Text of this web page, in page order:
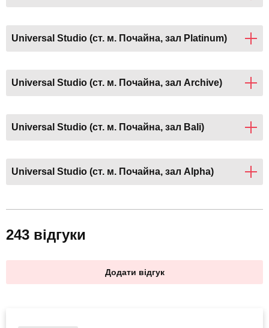
Universal Studio (ст. м. Почайна, зал Platinum)
Universal Studio (ст. м. Почайна, зал Archive)
Universal Studio (ст. м. Почайна, зал Bali)
Universal Studio (ст. м. Почайна, зал Alpha)
243 відгуки
Додати відгук